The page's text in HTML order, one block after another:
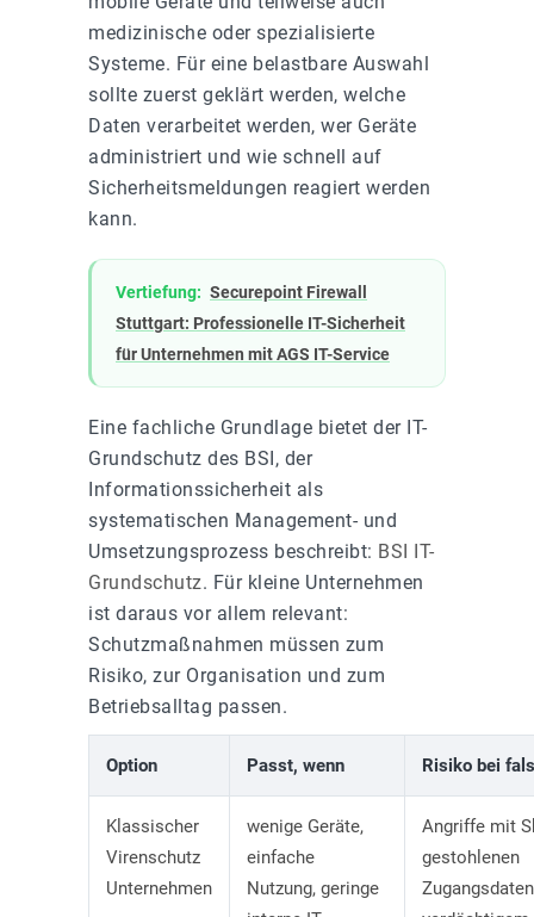
medizinische oder spezialisierte
Systeme. Für eine belastbare Auswahl
sollte zuerst geklärt werden, welche
Daten verarbeitet werden, wer Geräte
administriert und wie schnell auf
Sicherheitsmeldungen reagiert werden
kann.
Vertiefung: Securepoint Firewall
Stuttgart: Professionelle IT-Sicherheit
für Unternehmen mit AGS IT-Service
Eine fachliche Grundlage bietet der IT-
Grundschutz des BSI, der
Informationssicherheit als
systematischen Management- und
Umsetzungsprozess beschreibt: BSI IT-
Grundschutz. Für kleine Unternehmen
ist daraus vor allem relevant:
Schutzmaßnahmen müssen zum
Risiko, zur Organisation und zum
Betriebsalltag passen.
Option Passt, wenn Risiko bei
Klassischer
Virenschutz
Unternehmen
wenige Geräte,
einfache
Nutzung, geringe
Angriffe mit
gestohlenen